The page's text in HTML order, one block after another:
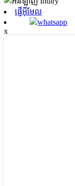
ផ្ញើអ៊ីមែល
whatsapp
x